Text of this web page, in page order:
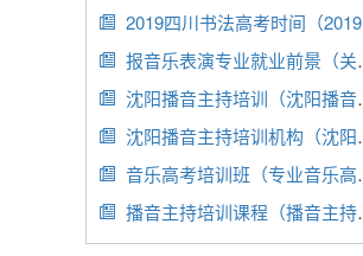
 2019四川书法高考时间（2019年四川书法联考合格分数线）
 报音乐表演专业就业前景（关于音乐表演专业的就业分析）
 沈阳播音主持培训（沈阳播音主持培训机构）
 沈阳播音主持培训机构（沈阳播音主持艺考培训学校）
 音乐高考培训班（专业音乐高考培训班排名前三位）
 播音主持培训课程（播音主持培训课程有哪些）